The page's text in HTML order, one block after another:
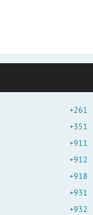
+261
+351
+911
+912
+918
+931
+932